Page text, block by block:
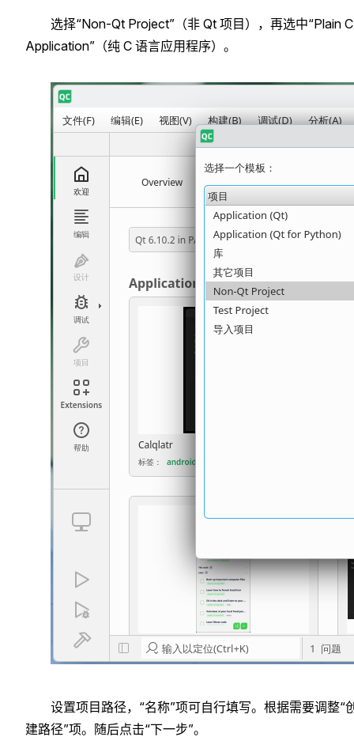
选择“Non-Qt Project”（非 Qt 项目），再选中“Plain C
Application”（纯 C 语言应用程序）。
设置项目路径，“名称”项可自行填写。根据需要调整“
建路径”项。随后点击“下一步”。